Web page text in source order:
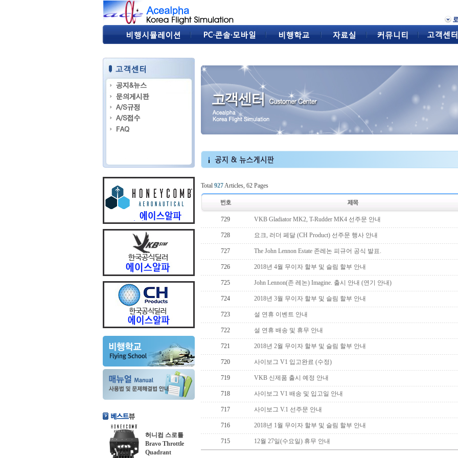
허니컴 스로틀
Bravo Throttle
Quadrant
Total 927Articles, 62 Pages
729 VKB Gladiator MK2, T-Rudder MK4 선주문 안내
728 요크, 러더 페달 (CH Product) 선주문 행사 안내
727 The John Lennon Estate 존레논 피규어 공식 발표.
726 2018년 4월 무이자 할부 및 슬림 할부 안내
725 John Lennon(존 레논) Imagine. 출시 안내 (연기 안내)
724 2018년 3월 무이자 할부 및 슬림 할부 안내
723 설 연휴 이벤트 안내
722 설 연휴 배송 및 휴무 안내
721 2018년 2월 무이자 할부 및 슬림 할부 안내
720 사이보그 V1 입고완료 (수정)
719 VKB 신제품 출시 예정 안내
718 사이보그 V1 배송 및 입고일 안내
717 사이보그 V.1 선주문 안내
716 2018년 1월 무이자 할부 및 슬림 할부 안내
715 12월 27일(수요일) 휴무 안내